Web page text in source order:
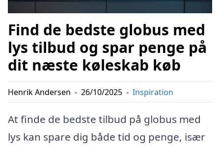
Find de bedste globus med
lys tilbud og spar penge på
dit næste køleskab køb
Henrik Andersen - 26/10/2025 - Inspiration
At finde de bedste tilbud på globus med
lys kan spare dig både tid og penge, især